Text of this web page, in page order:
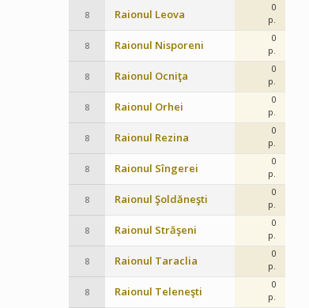
8 Raionul Leova
0
p.
8 Raionul Nisporeni
0
p.
8 Raionul Ocniţa
0
p.
8 Raionul Orhei
0
p.
8 Raionul Rezina
0
p.
8 Raionul Sîngerei
0
p.
8 Raionul Şoldăneşti
0
p.
8 Raionul Străşeni
0
p.
8 Raionul Taraclia
0
p.
8 Raionul Teleneşti
0
p.